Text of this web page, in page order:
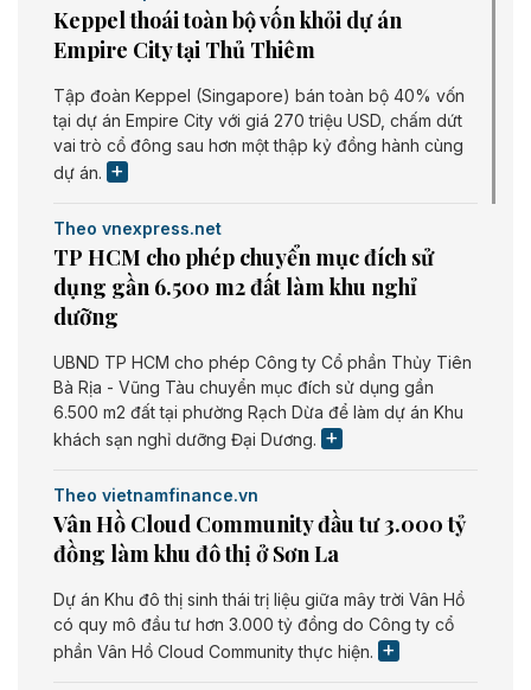
Keppel thoái toàn bộ vốn khỏi dự án
Empire City tại Thủ Thiêm
Tập đoàn Keppel (Singapore) bán toàn bộ 40% vốn
tại dự án Empire City với giá 270 triệu USD, chấm dứt
vai trò cổ đông sau hơn một thập kỷ đồng hành cùng
dự án.
Theo vnexpress.net
TP HCM cho phép chuyển mục đích sử
dụng gần 6.500 m2 đất làm khu nghỉ
dưỡng
UBND TP HCM cho phép Công ty Cổ phần Thủy Tiên
Bà Rịa - Vũng Tàu chuyển mục đích sử dụng gần
6.500 m2 đất tại phường Rạch Dừa để làm dự án Khu
khách sạn nghỉ dưỡng Đại Dương.
Theo vietnamfinance.vn
Vân Hồ Cloud Community đầu tư 3.000 tỷ
đồng làm khu đô thị ở Sơn La
Dự án Khu đô thị sinh thái trị liệu giữa mây trời Vân Hồ
có quy mô đầu tư hơn 3.000 tỷ đồng do Công ty cổ
phần Vân Hồ Cloud Community thực hiện.